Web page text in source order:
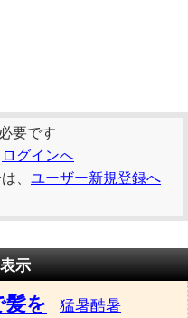
要です
ログインへ
、 ユーザー新規登録へ
示
髪を
猛暑酷暑